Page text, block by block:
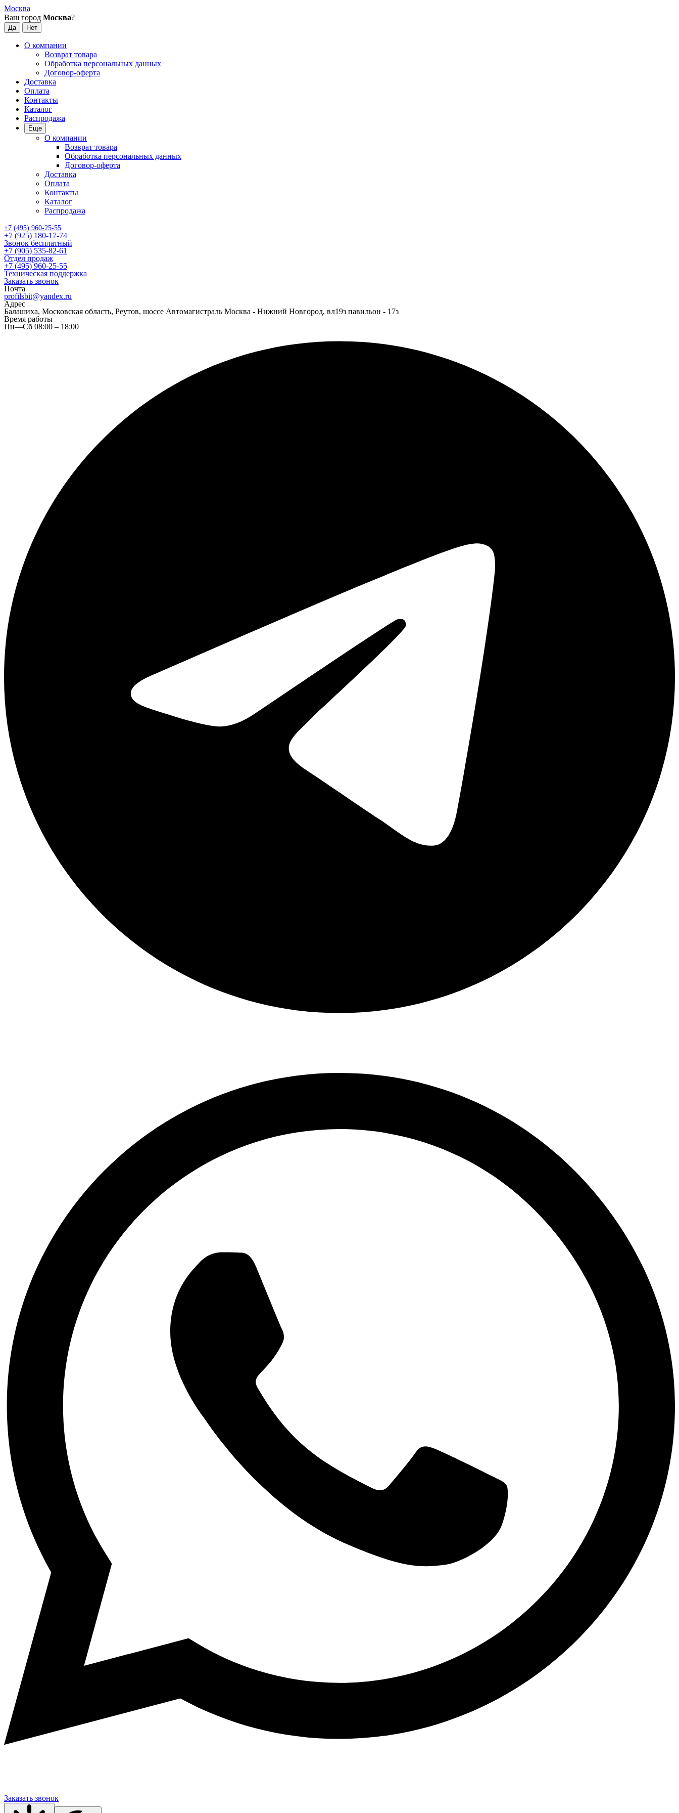
Москва
Ваш город Москва?
О компании
Возврат товара
Обработка персональных данных
Договор-оферта
Доставка
Оплата
Контакты
Каталог
Распродажа
Еще
О компании
Возврат товара
Обработка персональных данных
Договор-оферта
Доставка
Оплата
Контакты
Каталог
Распродажа
+7 (495) 960-25-55
+7 (925) 180-17-74
Звонок бесплатный
+7 (905) 535-82-61
Отдел продаж
+7 (495) 960-25-55
Техническая поддержка
Заказать звонок
Почта
profilsbit@yandex.ru
Адрес
Балашиха, Московская область, Реутов, шоссе Автомагистраль Москва - Нижний Новгород, вл19з павильон - 17з
Время работы
Пн—Сб 08:00 – 18:00
Заказать звонок